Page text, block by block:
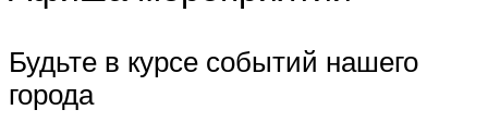
Будьте в курсе событий нашего
города